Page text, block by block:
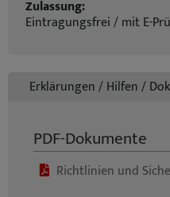
Zulassung:
Eintragungsfrei / mit E-
Erklärungen / Hilfen /
PDF-Dokumente
Richtlinien und